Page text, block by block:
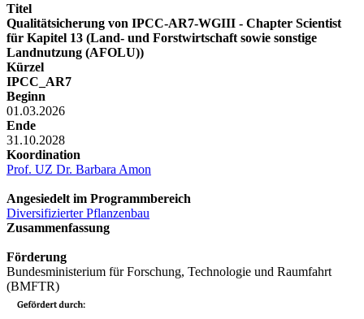
Titel
Qualitätsicherung von IPCC-AR7-WGIII - Chapter Scientist
für Kapitel 13 (Land- und Forstwirtschaft sowie sonstige
Landnutzung (AFOLU))
Kürzel
IPCC_AR7
Beginn
01.03.2026
Ende
31.10.2028
Koordination
Prof. UZ Dr. Barbara Amon
Angesiedelt im Programmbereich
Diversifizierter Pflanzenbau
Zusammenfassung
Förderung
Bundesministerium für Forschung, Technologie und Raumfahrt
(BMFTR)